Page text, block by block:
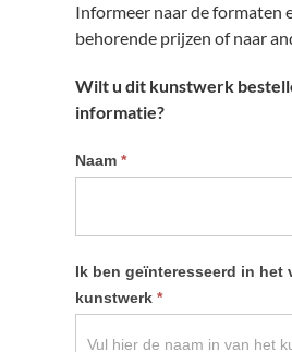
Informeer naar de formaten
behorende prijzen of naar
Wilt u dit kunstwerk
informatie?
Informatie
Naam *
Ik ben geïnteresseerd in het
kunstwerk *